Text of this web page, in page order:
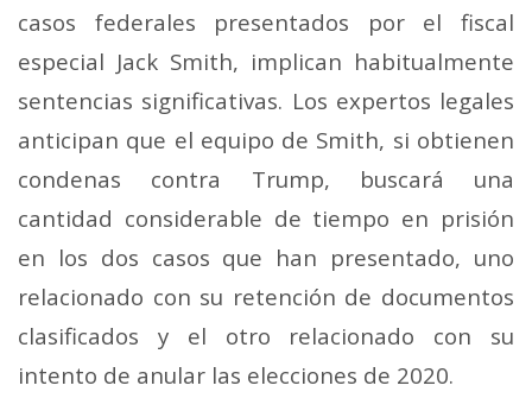
casos federales presentados por el fiscal
especial Jack Smith, implican habitualmente
sentencias significativas. Los expertos legales
anticipan que el equipo de Smith, si obtienen
condenas contra Trump, buscará una
cantidad considerable de tiempo en prisión
en los dos casos que han presentado, uno
relacionado con su retención de documentos
clasificados y el otro relacionado con su
intento de anular las elecciones de 2020.